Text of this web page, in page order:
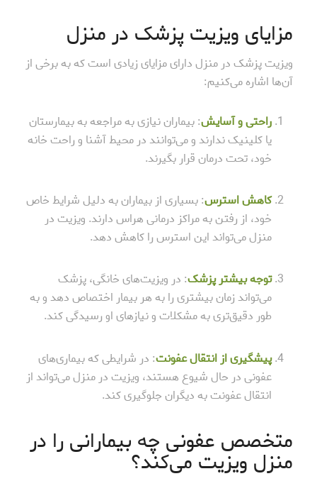
مزایای ویزیت پزشک در منزل
ویزیت پزشک در منزل دارای مزایای زیادی است که به برخی از
آن‌ها اشاره می‌کنیم:
راحتی و آسایش: بیماران نیازی به مراجعه به بیمارستان
یا کلینیک ندارند و می‌توانند در محیط آشنا و راحت خانه
خود، تحت درمان قرار بگیرند.
کاهش استرس: بسیاری از بیماران به دلیل شرایط خاص
خود، از رفتن به مراکز درمانی هراس دارند. ویزیت در
منزل می‌تواند این استرس را کاهش دهد.
توجه بیشتر پزشک: در ویزیت‌های خانگی، پزشک
می‌تواند زمان بیشتری را به هر بیمار اختصاص دهد و به
طور دقیق‌تری به مشکلات و نیازهای او رسیدگی کند.
پیشگیری از انتقال عفونت: در شرایطی که بیماری‌های
عفونی در حال شیوع هستند، ویزیت در منزل می‌تواند از
انتقال عفونت به دیگران جلوگیری کند.
متخصص عفونی چه بیمارانی را در
منزل ویزیت می‌کند؟